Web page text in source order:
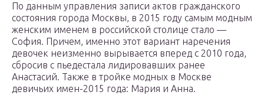
По данным управления записи актов гражданского
состояния города Москвы, в 2015 году самым модным
женским именем в российской столице стало —
София. Причем, именно этот вариант наречения
девочек неизменно вырывается вперед с 2010 года,
сбросив с пьедестала лидировавших ранее
Анастасий. Также в тройке модных в Москве
девичьих имен-2015 года: Мария и Анна.